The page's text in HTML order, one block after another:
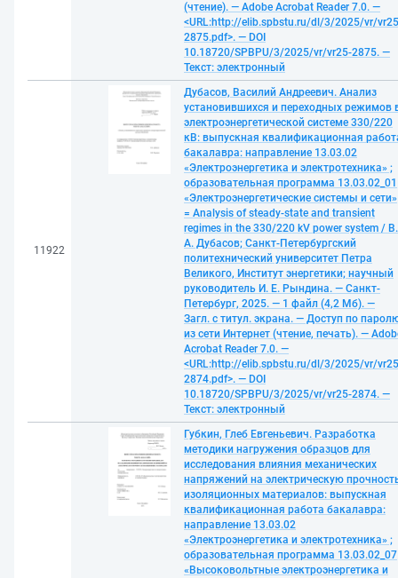
(чтение). — Adobe Acrobat Reader 7.0. —
<URL:http://elib.spbstu.ru/dl/3/2025/vr/
2875.pdf>. — DOI
10.18720/SPBPU/3/2025/vr/vr25-2875. —
Текст: электронный
11922
Дубасов, Василий Андреевич. Анализ
установившихся и переходных режимов
электроэнергетической системе 330/220
кВ: выпускная квалификационная
бакалавра: направление 13.03.02
«Электроэнергетика и электротехника» ;
образовательная программа 13.03.02_01
«Электроэнергетические системы и сети»
= Analysis of steady-state and transient
regimes in the 330/220 kV power system / В.
А. Дубасов; Санкт-Петербургский
политехнический университет Петра
Великого, Институт энергетики; научный
руководитель И. Е. Рындина. — Санкт-
Петербург, 2025. — 1 файл (4,2 Мб). —
Загл. с титул. экрана. — Доступ по
из сети Интернет (чтение, печать). —
Acrobat Reader 7.0. —
<URL:http://elib.spbstu.ru/dl/3/2025/vr/
2874.pdf>. — DOI
10.18720/SPBPU/3/2025/vr/vr25-2874. —
Текст: электронный
Губкин, Глеб Евгеньевич. Разработка
методики нагружения образцов для
исследования влияния механических
напряжений на электрическую
изоляционных материалов: выпускная
квалификационная работа бакалавра:
направление 13.03.02
«Электроэнергетика и электротехника» ;
образовательная программа 13.03.02_07
«Высоковольтные электроэнергетика и